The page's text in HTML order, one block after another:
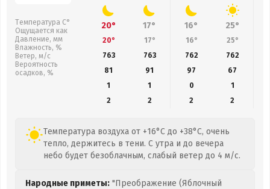
Температура С°
Ощущается как
Давление, мм
Влажность, %
Ветер, м/с
Вероятность
осадков, %
20° 17° 16° 25°
20° 17° 16° 25°
763
763 762 762
81
91 97 67
1
1 0
1
2
2 2 2
Температура воздуха от +16°C до +38°C, очень
тепло, держитесь в тени. С утра и до вечера
небо будет безоблачным, слабый ветер до 4 м/с.
Народные приметы: "Преображение (Яблочный